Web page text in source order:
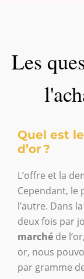
Les
Quel est
d’or ?
L’offre et la
Cependant, le
l’autre. Dans
deux fois par
marché de
or, nous
par gramme